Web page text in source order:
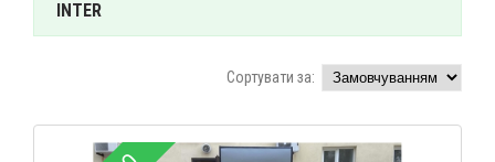
INTER
Сортувати за: